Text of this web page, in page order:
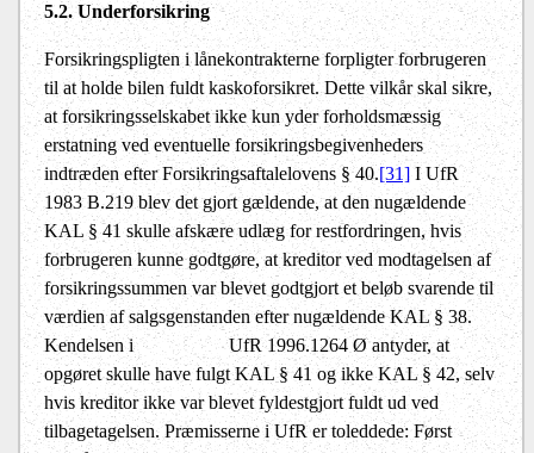
5.2. Underforsikring
Forsikringspligten i lånekontrakterne forpligter forbrugeren
til at holde bilen fuldt kaskoforsikret. Dette vilkår skal sikre,
at forsikringsselskabet ikke kun yder forholdsmæssig
erstatning ved eventuelle forsikringsbegivenheders
indtræden efter Forsikringsaftalelovens § 40.[31] I UfR
1983 B.219 blev det gjort gældende, at den nugældende
KAL § 41 skulle afskære udlæg for restfordringen, hvis
forbrugeren kunne godtgøre, at kreditor ved modtagelsen af
forsikringssummen var blevet godtgjort et beløb svarende til
værdien af salgsgenstanden efter nugældende KAL § 38.
Kendelsen i
UfR 1996.1264 Ø antyder, at
opgøret skulle have fulgt KAL § 41 og ikke KAL § 42, selv
hvis kreditor ikke var blevet fyldestgjort fuldt ud ved
tilbagetagelsen. Præmisserne i UfR er toleddede: Først